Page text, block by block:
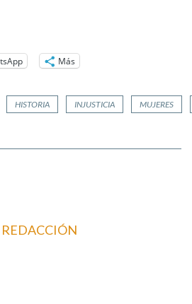
Más
HISTORIA INJUSTICIA MUJERES
REDACCIÓN